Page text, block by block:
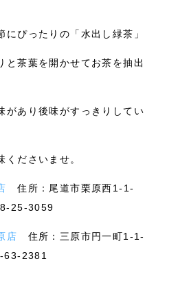
にぴったりの「水出し緑茶」
と茶葉を開かせてお茶を抽出
があり後味がすっきりしてい
くださいませ。
住所：尾道市栗原西1-1-
25-3059
店 住所：三原市円一町1-1-
2381